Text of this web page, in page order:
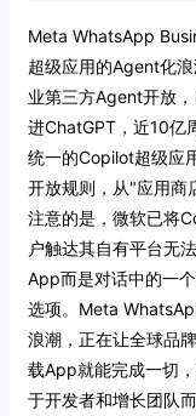
Meta WhatsApp
超级应用的Agent化
业第三方Agent开放
进ChatGPT，近10亿
统一的Copilot超级应
开放规则，从"应用商
注意的是，微软已将
户触达其自有平台无
App而是对话中的一
选项。Meta
浪潮，正在让全球品
载App就能完成一切
于开发者和增长团队